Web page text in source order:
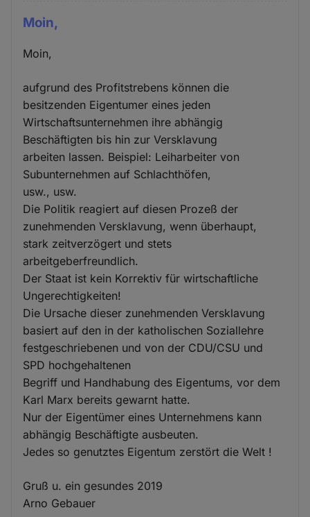
Moin,
Moin,
aufgrund des Profitstrebens können die
besitzenden Eigentumer eines jeden
Wirtschaftsunternehmen ihre abhängig
Beschäftigten bis hin zur Versklavung
arbeiten lassen. Beispiel: Leiharbeiter von
Subunternehmen auf Schlachthöfen,
usw., usw.
Die Politik reagiert auf diesen Prozeß der
zunehmenden Versklavung, wenn überhaupt,
stark zeitverzögert und stets
arbeitgeberfreundlich.
Der Staat ist kein Korrektiv für wirtschaftliche
Ungerechtigkeiten!
Die Ursache dieser zunehmenden Versklavung
basiert auf den in der katholischen Soziallehre
festgeschriebenen und von der CDU/CSU und
SPD hochgehaltenen
Begriff und Handhabung des Eigentums, vor dem
Karl Marx bereits gewarnt hatte.
Nur der Eigentümer eines Unternehmens kann
abhängig Beschäftigte ausbeuten.
Jedes so genutztes Eigentum zerstört die Welt !
Gruß u. ein gesundes 2019
Arno Gebauer